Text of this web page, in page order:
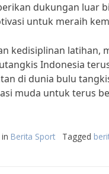
dukungan luar
untuk meraih
kedisiplinan latihan,
Indonesia
di dunia bulu
muda untuk terus
Berita Sport Tagged